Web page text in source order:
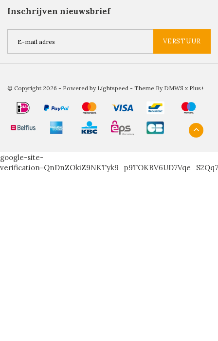
Inschrijven nieuwsbrief
VERSTUUR
© Copyright 2026 - Powered by Lightspeed - Theme By DMWS x Plus+
google-site-